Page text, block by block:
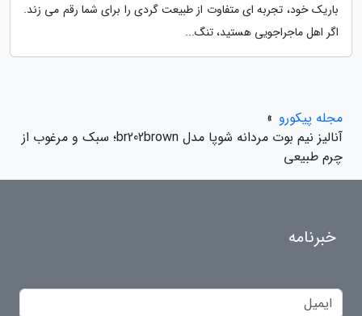
باریک خود، تجربه ای متفاوت از طبیعت گردی را برای شما رقم می زند.
اگر اهل ماجراجویی هستید، تنگ...
مجله پیکورو »
آنالیز نیم بوت مردانه شوپا مدل br202brown؛ سبک و مرغوب از
چرم طبیعی
خبرنامه